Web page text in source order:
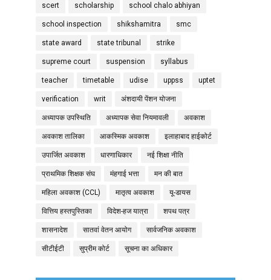
scert scholarship school chalo abhiyan
school inspection shikshamitra smc
state award state tribunal strike
supreme court suspension syllabus
teacher timetable udise uppss uptet
verification writ अंशदायी पेंशन योजना
अध्यापक उपस्थिति अध्यापक सेवा नियमावली अवकाश
अवकाश तालिका आकस्मिक अवकाश इलाहाबाद हाईकोर्ट
उपार्जित अवकाश धारणाधिकार नई शिक्षा नीति
प्राथमिक शिक्षक संघ मंहगाई भत्ता मन की बात
महिला अवकाश (CCL) मातृत्व अवकाश यू-डायस
वित्तिय हस्तपुस्तिका विदेश-हज यात्रा शपथ पत्र
शासनादेश सातवां वेतन आयोग सार्वजनिक अवकाश
सीटीईटी सुप्रीम कोर्ट सूचना का अधिकार